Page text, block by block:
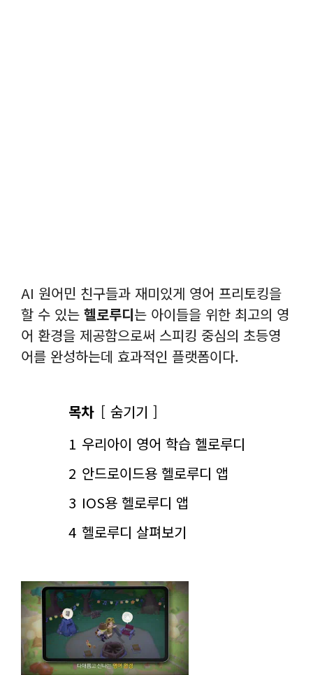
AI 원어민 친구들과 재미있게 영어 프리토킹을
할 수 있는 헬로루디는 아이들을 위한 최고의 영
어 환경을 제공함으로써 스피킹 중심의 초등영
어를 완성하는데 효과적인 플랫폼이다.
목차
숨기기
1 우리아이 영어 학습 헬로루디
2 안드로이드용 헬로루디 앱
3 IOS용 헬로루디 앱
4 헬로루디 살펴보기